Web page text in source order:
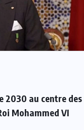
2030 au centre des
Mohammed VI